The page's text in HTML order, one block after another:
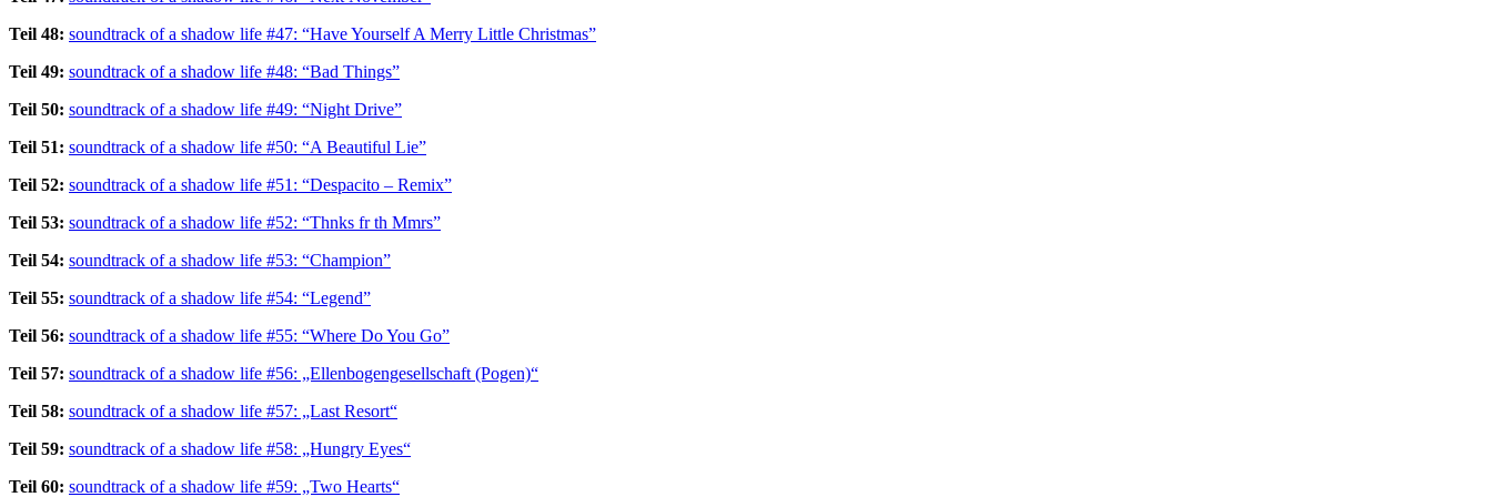
Teil 48: soundtrack of a shadow life #47: “Have Yourself A Merry Little Christmas”
Teil 49: soundtrack of a shadow life #48: “Bad Things”
Teil 50: soundtrack of a shadow life #49: “Night Drive”
Teil 51: soundtrack of a shadow life #50: “A Beautiful Lie”
Teil 52: soundtrack of a shadow life #51: “Despacito – Remix”
Teil 53: soundtrack of a shadow life #52: “Thnks fr th Mmrs”
Teil 54: soundtrack of a shadow life #53: “Champion”
Teil 55: soundtrack of a shadow life #54: “Legend”
Teil 56: soundtrack of a shadow life #55: “Where Do You Go”
Teil 57: soundtrack of a shadow life #56: „Ellenbogengesellschaft (Pogen)“
Teil 58: soundtrack of a shadow life #57: „Last Resort“
Teil 59: soundtrack of a shadow life #58: „Hungry Eyes“
Teil 60: soundtrack of a shadow life #59: „Two Hearts“